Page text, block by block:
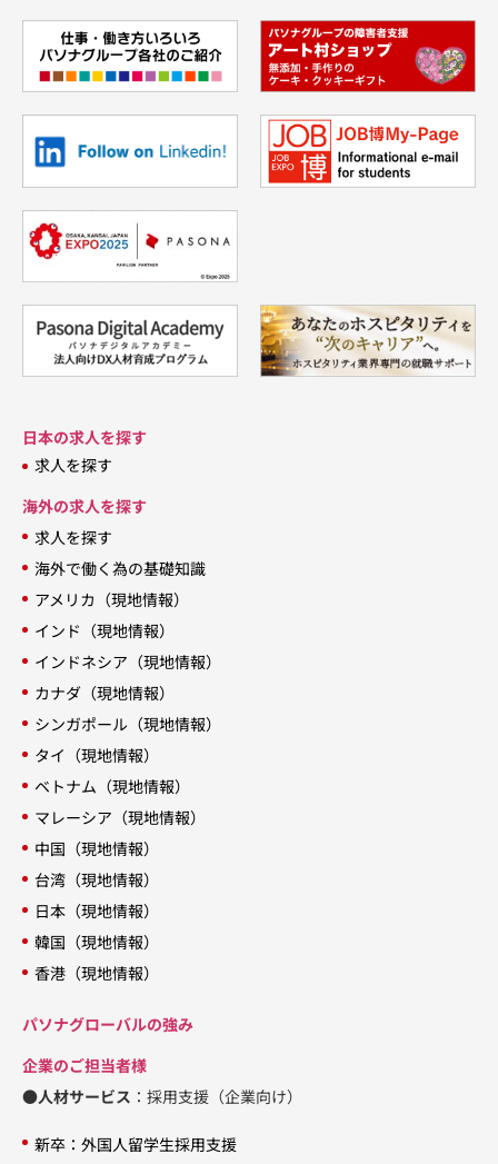
日本の求人を探す
求人を探す
海外の求人を探す
求人を探す
海外で働く為の基礎知識
アメリカ（現地情報）
インド（現地情報）
インドネシア（現地情報）
カナダ（現地情報）
シンガポール（現地情報）
タイ（現地情報）
ベトナム（現地情報）
マレーシア（現地情報）
中国（現地情報）
台湾（現地情報）
日本（現地情報）
韓国（現地情報）
香港（現地情報）
パソナグローバルの強み
企業のご担当者様
●人材サービス ：採用支援（企業向け）
新卒：外国人留学生採用支援